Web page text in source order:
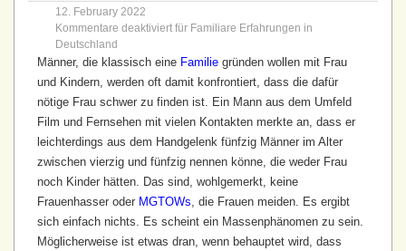
12. February 2022
Kommentare deaktiviert für Familiare Erfahrungen in
Deutschland
Männer, die klassisch eine Familie gründen wollen mit Frau
und Kindern, werden oft damit konfrontiert, dass die dafür
nötige Frau schwer zu finden ist. Ein Mann aus dem Umfeld
Film und Fernsehen mit vielen Kontakten merkte an, dass er
leichterdings aus dem Handgelenk fünfzig Männer im Alter
zwischen vierzig und fünfzig nennen könne, die weder Frau
noch Kinder hätten. Das sind, wohlgemerkt, keine
Frauenhasser oder MGTOWs, die Frauen meiden. Es ergibt
sich einfach nichts. Es scheint ein Massen­phänomen zu sein.
Möglicherweise ist etwas dran, wenn behauptet wird, dass